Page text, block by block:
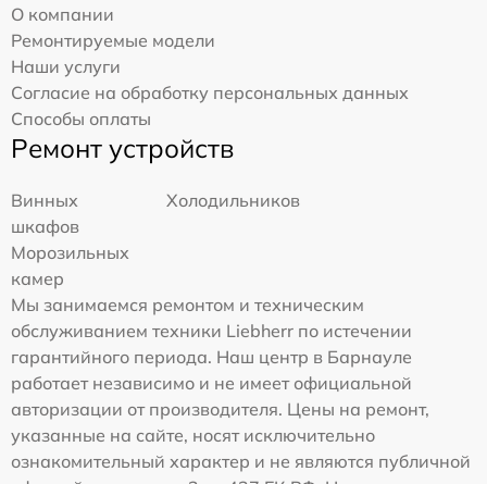
О компании
Ремонтируемые модели
Наши услуги
Согласие на обработку персональных данных
Способы оплаты
Ремонт устройств
Винных
шкафов
Холодильников
Морозильных
камер
Мы занимаемся ремонтом и техническим
обслуживанием техники Liebherr по истечении
гарантийного периода. Наш центр в Барнауле
работает независимо и не имеет официальной
авторизации от производителя. Цены на ремонт,
указанные на сайте, носят исключительно
ознакомительный характер и не являются публичной